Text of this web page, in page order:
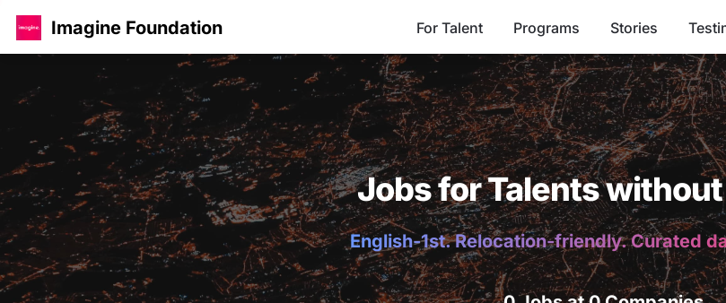
Imagine Foundation For Talent Programs Stories
Jobs for Talents
English-1st. Relocation-friendly. Curated